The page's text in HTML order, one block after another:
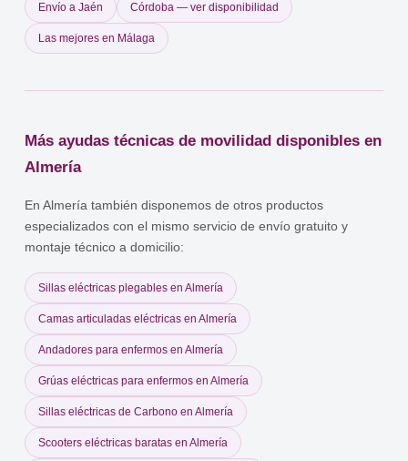
Envío a Jaén Córdoba — ver disponibilidad
Las mejores en Málaga
Más ayudas técnicas de movilidad disponibles en
Almería
En Almería también disponemos de otros productos
especializados con el mismo servicio de envío gratuito y
montaje técnico a domicilio:
Sillas eléctricas plegables en Almería
Camas articuladas eléctricas en Almería
Andadores para enfermos en Almería
Grúas eléctricas para enfermos en Almería
Sillas eléctricas de Carbono en Almería
Scooters eléctricas baratas en Almería